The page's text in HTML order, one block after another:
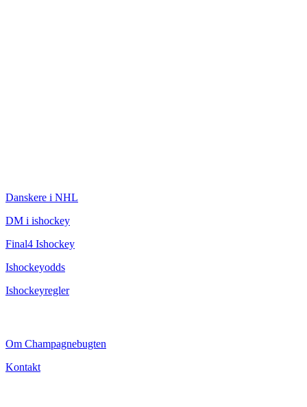
Danskere i NHL
DM i ishockey
Final4 Ishockey
Ishockeyodds
Ishockeyregler
Om Champagnebugten
Kontakt